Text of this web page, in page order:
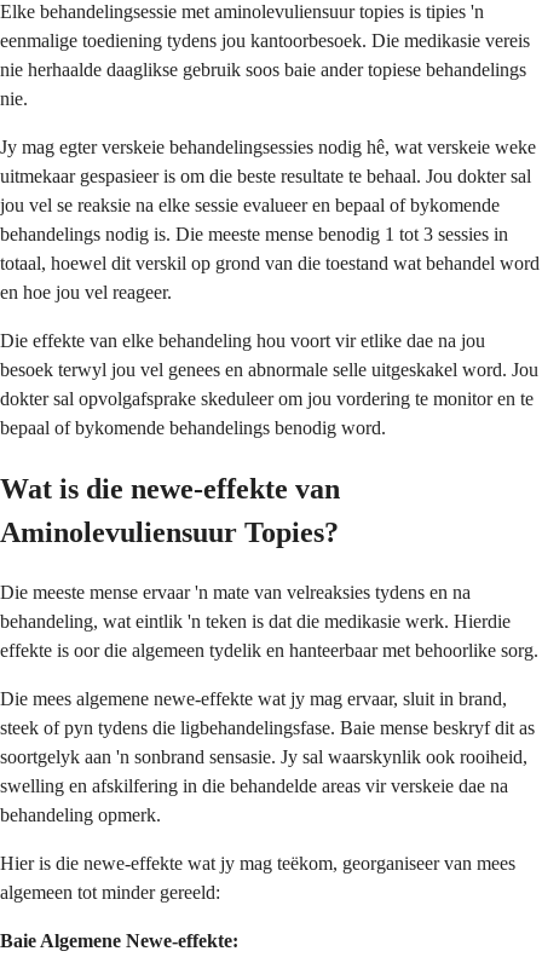
Elke behandelingsessie met aminolevuliensuur topies is tipies 'n
eenmalige toediening tydens jou kantoorbesoek. Die medikasie vereis
nie herhaalde daaglikse gebruik soos baie ander topiese behandelings
nie.
Jy mag egter verskeie behandelingsessies nodig hê, wat verskeie weke
uitmekaar gespasieer is om die beste resultate te behaal. Jou dokter sal
jou vel se reaksie na elke sessie evalueer en bepaal of bykomende
behandelings nodig is. Die meeste mense benodig 1 tot 3 sessies in
totaal, hoewel dit verskil op grond van die toestand wat behandel word
en hoe jou vel reageer.
Die effekte van elke behandeling hou voort vir etlike dae na jou
besoek terwyl jou vel genees en abnormale selle uitgeskakel word. Jou
dokter sal opvolgafsprake skeduleer om jou vordering te monitor en te
bepaal of bykomende behandelings benodig word.
Wat is die newe-effekte van
Aminolevuliensuur Topies?
Die meeste mense ervaar 'n mate van velreaksies tydens en na
behandeling, wat eintlik 'n teken is dat die medikasie werk. Hierdie
effekte is oor die algemeen tydelik en hanteerbaar met behoorlike sorg.
Die mees algemene newe-effekte wat jy mag ervaar, sluit in brand,
steek of pyn tydens die ligbehandelingsfase. Baie mense beskryf dit as
soortgelyk aan 'n sonbrand sensasie. Jy sal waarskynlik ook rooiheid,
swelling en afskilfering in die behandelde areas vir verskeie dae na
behandeling opmerk.
Hier is die newe-effekte wat jy mag teëkom, georganiseer van mees
algemeen tot minder gereeld:
Baie Algemene Newe-effekte: